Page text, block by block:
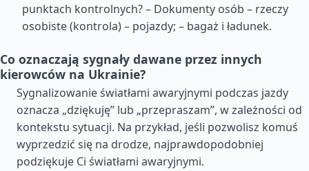
punktach kontrolnych? – Dokumenty osób – rzeczy
osobiste (kontrola) – pojazdy; – bagaż i ładunek.
Co oznaczają sygnały dawane przez innych
kierowców na Ukrainie?
Sygnalizowanie światłami awaryjnymi podczas jazdy
oznacza „dziękuję” lub „przepraszam”, w zależności od
kontekstu sytuacji. Na przykład, jeśli pozwolisz komuś
wyprzedzić się na drodze, najprawdopodobniej
podziękuje Ci światłami awaryjnymi.